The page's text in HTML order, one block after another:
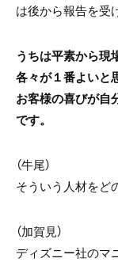
は後から報告を受
うちは平素から現
各々が１番よいと
お客様の喜びが自
です。
（牛尾）
そういう人材をど
（加賀見）
ディズニー社のマ